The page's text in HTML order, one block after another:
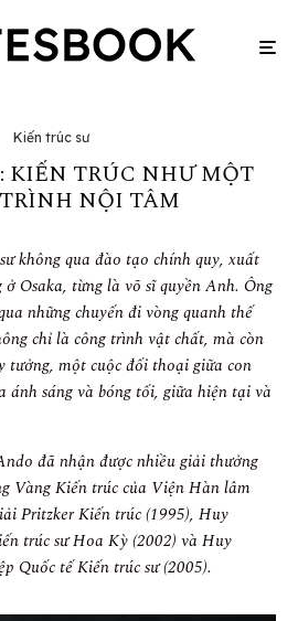
Kiến trúc sư
KIẾN TRÚC NHƯ MỘT
NỘI TÂM
không qua đào tạo chính quy, xuất
Osaka, từng là võ sĩ quyền Anh. Ông
những chuyến đi vòng quanh thế
chỉ là công trình vật chất, mà còn
tưởng, một cuộc đối thoại giữa con
ánh sáng và bóng tối, giữa hiện tại và
đã nhận được nhiều giải thưởng
Vàng Kiến trúc của Viện Hàn lâm
Pritzker Kiến trúc (1995), Huy
trúc sư Hoa Kỳ (2002) và Huy
Quốc tế Kiến trúc sư (2005).